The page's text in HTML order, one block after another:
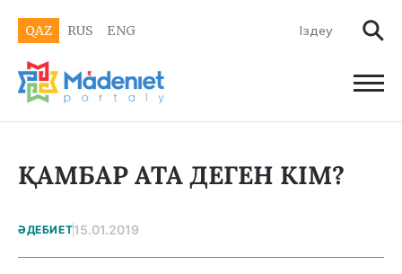
QAZ RUS ENG
ҚАМБАР АТА ДЕГЕН КІМ?
ӘДЕБИЕТ15.01.2019